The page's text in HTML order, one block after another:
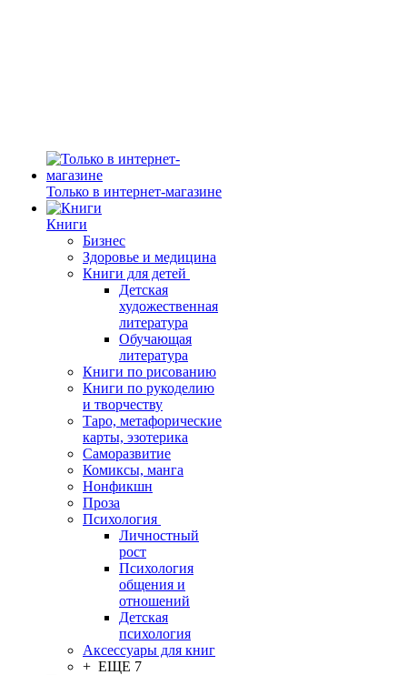
Только в интернет-магазине
Книги
Бизнес
Здоровье и медицина
Книги для детей
Детская
художественная
литература
Обучающая
литература
Книги по рисованию
Книги по рукоделию
и творчеству
Таро, метафорические
карты, эзотерика
Саморазвитие
Комиксы, манга
Нонфикшн
Проза
Психология
Личностный
рост
Психология
общения и
отношений
Детская
психология
Аксессуары для книг
+ ЕЩЕ 7